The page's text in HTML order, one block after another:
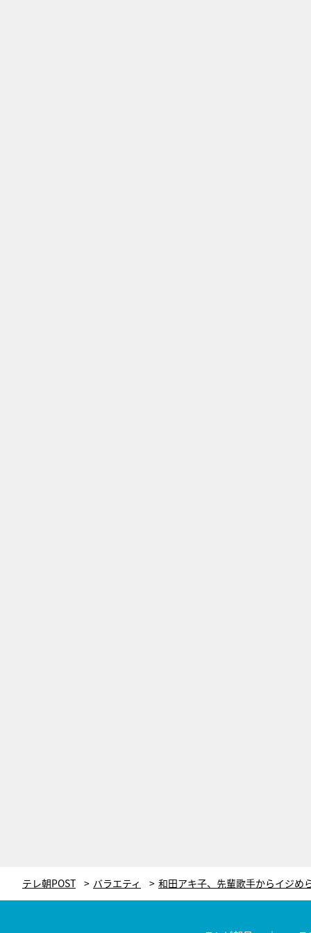
テレ朝POST バラエティ